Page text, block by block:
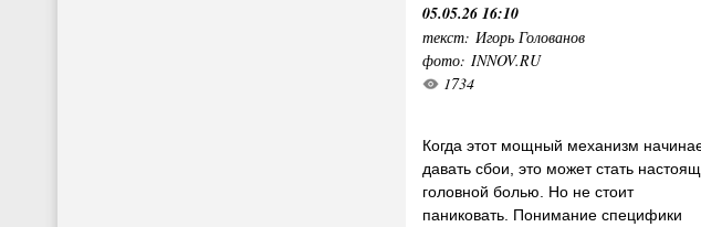
05.05.26 16:10
текст: Игорь Голованов
фото: INNOV.RU
1734
Когда этот мощный механизм
давать сбои, это может стать
головной болью. Но не стоит
паниковать. Понимание специфики